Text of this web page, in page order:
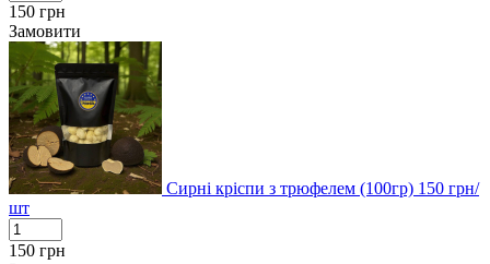
150 грн
Замовити
Сирні кріспи з трюфелем (100гр) 150 грн/
шт
150 грн